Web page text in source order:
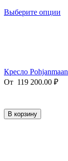
Выберите опции
Кресло
От 119 200.00 ₽
В корзину